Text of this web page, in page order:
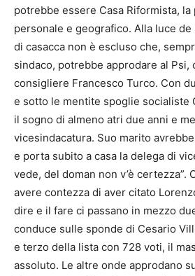
potrebbe essere Casa Riformista,
personale e geografico. Alla luce
di casacca non è escluso che,
sindaco, potrebbe approdare al Psi,
consigliere Francesco Turco. Con
e sotto le mentite spoglie socialiste
il sogno di almeno atri due anni e
vicesindacatura. Suo marito avrebbe
e porta subito a casa la delega di
vede, del doman non v’è certezza”.
avere contezza di aver citato
dire e il fare ci passano in mezzo
conduce sulle sponde di Cesario
e terzo della lista con 728 voti, il
assoluto. Le altre onde approdano